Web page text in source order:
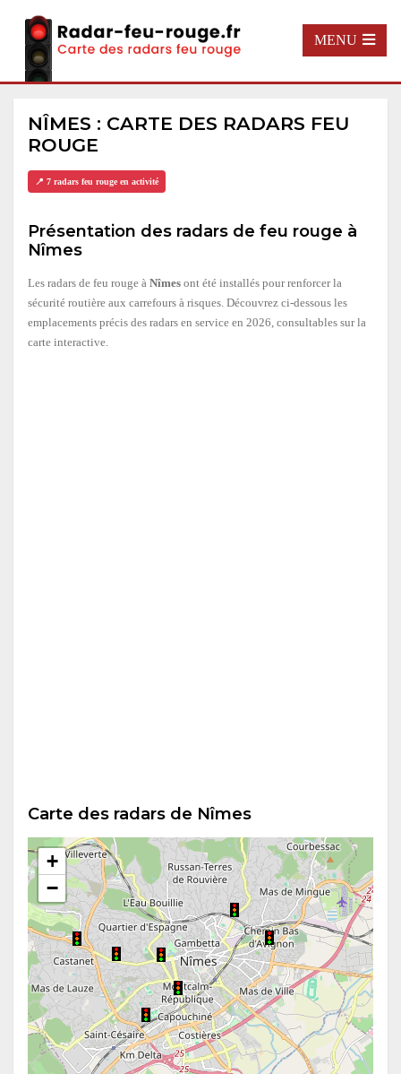
MENU
NÎMES : CARTE DES RADARS FEU
ROUGE
📍 7 radars feu rouge en activité
Présentation des radars de feu rouge à
Nîmes
Les radars de feu rouge à Nîmes ont été installés pour renforcer la
sécurité routière aux carrefours à risques. Découvrez ci-dessous les
emplacements précis des radars en service en 2026, consultables sur la
carte interactive.
Carte des radars de Nîmes
+
−